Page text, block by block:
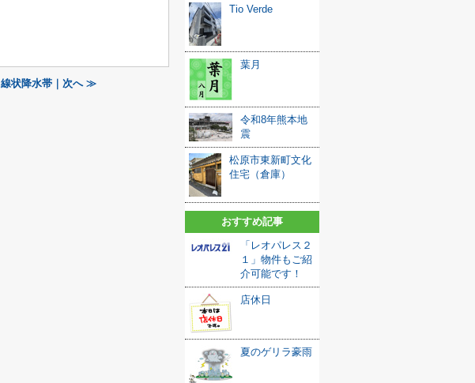
線状降水帯｜次へ ≫
Tio Verde
葉月
令和8年熊本地
震
松原市東新町文化
住宅（倉庫）
おすすめ記事
「レオパレス２
１」物件もご紹
介可能です！
店休日
夏のゲリラ豪雨